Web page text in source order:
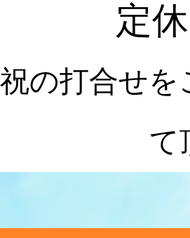
定
の打合せを
て